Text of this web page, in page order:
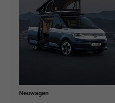
Neuwagen